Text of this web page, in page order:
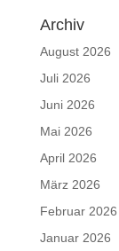
Archiv
August 2026
Juli 2026
Juni 2026
Mai 2026
April 2026
März 2026
Februar 2026
Januar 2026